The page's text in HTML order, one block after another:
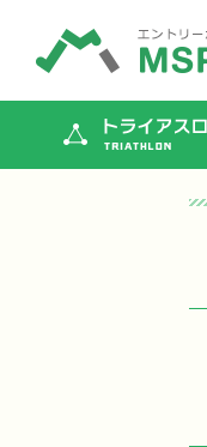
トライアスロン